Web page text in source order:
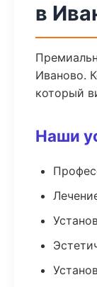
в
Иваново.
который
Наши